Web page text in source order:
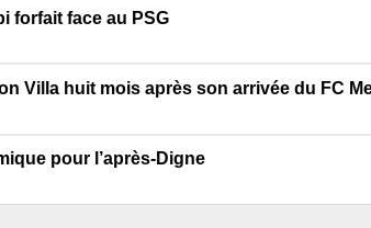
forfait face au PSG
Villa huit mois après son arrivée du FC
pour l’après-Digne